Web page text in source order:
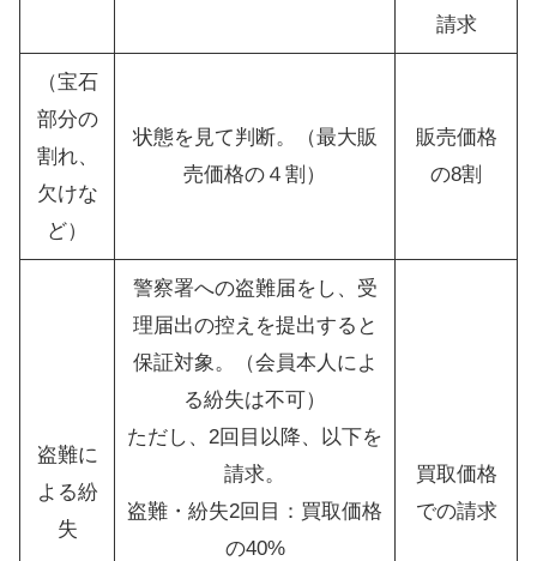
請求
（宝石
部分の
割れ、
欠けな
ど）
状態を見て判断。（最大販
売価格の４割）
販売価格
の8割
盗難に
よる紛
失
警察署への盗難届をし、受
理届出の控えを提出すると
保証対象。（会員本人によ
る紛失は不可）
ただし、2回目以降、以下を
請求。
盗難・紛失2回目：買取価格
の40%
買取価格
での請求